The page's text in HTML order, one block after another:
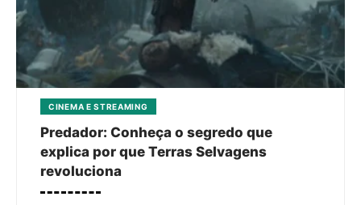
CINEMA E STREAMING
Predador: Conheça o segredo que
explica por que Terras Selvagens
revoluciona